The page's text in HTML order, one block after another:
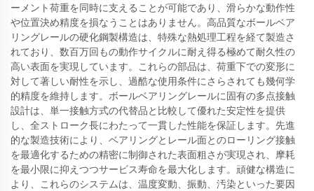
ーメント荷重を同時に支えることが可能であり、滑らかな動作性
や位置決め精度を損なうことはありません。高品質なボールベア
リングレールの硬化鋼製構造は、特殊な熱処理工程を経て製造さ
れており、数百万回もの動作サイクルに耐え得る極めて耐久性の
高い表面を実現しています。これらの部品は、荷重下での変形に
対して著しい耐性を示し、過酷な使用条件にさらされても幾何学
的精度を維持します。ボールベアリングレールに固有の多点接触
設計は、単一接触方式の代替品と比較して優れた安定性を提供
し、全ストローク長にわたって一貫した性能を保証します。先進
的な製造技術により、ベアリングとレール面とのローリング接触
を最適化するための精密に制御された表面粗さが実現され、摩耗
を最小限に抑えつつサービス寿命を最大化します。頑健な構造に
より、これらのシステムは、温度変動、振動、汚染といった要因